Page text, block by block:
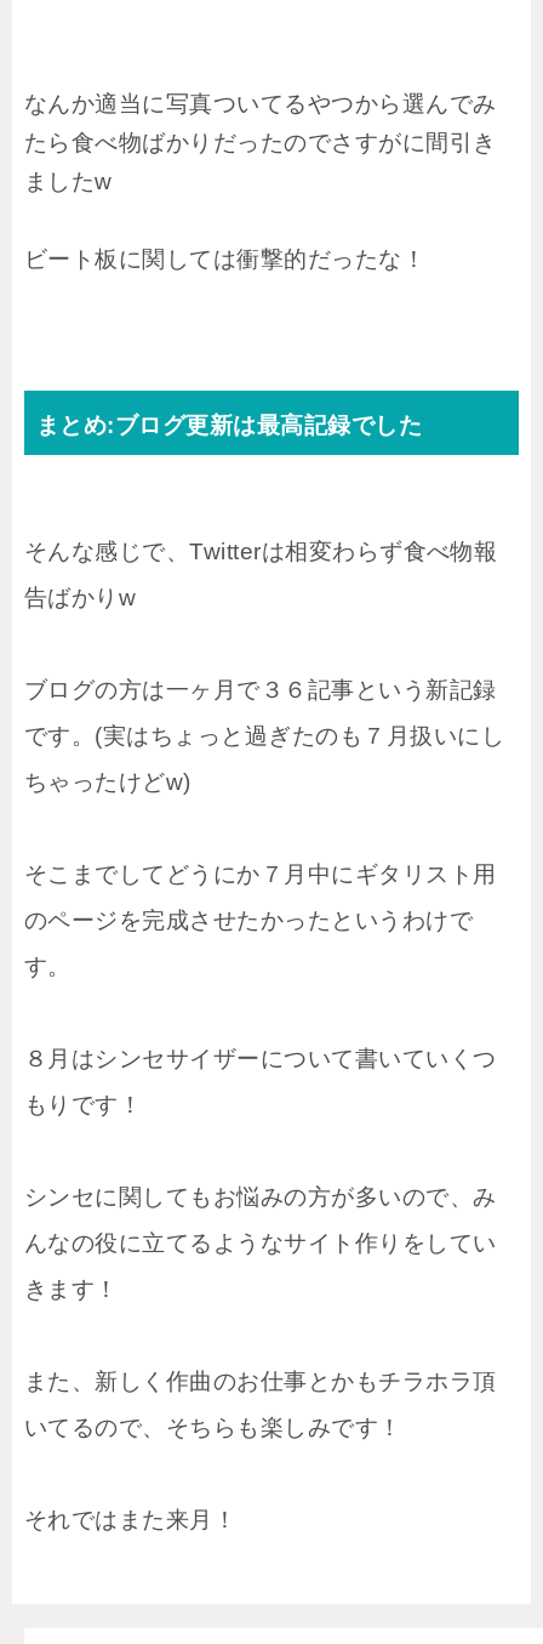
なんか適当に写真ついてるやつから選んでみ
たら食べ物ばかりだったのでさすがに間引き
ましたw
ビート板に関しては衝撃的だったな！
まとめ:ブログ更新は最高記録でした
そんな感じで、Twitterは相変わらず食べ物報
告ばかりw
ブログの方は一ヶ月で３６記事という新記録
です。(実はちょっと過ぎたのも７月扱いにし
ちゃったけどw)
そこまでしてどうにか７月中にギタリスト用
のページを完成させたかったというわけで
す。
８月はシンセサイザーについて書いていくつ
もりです！
シンセに関してもお悩みの方が多いので、み
んなの役に立てるようなサイト作りをしてい
きます！
また、新しく作曲のお仕事とかもチラホラ頂
いてるので、そちらも楽しみです！
それではまた来月！